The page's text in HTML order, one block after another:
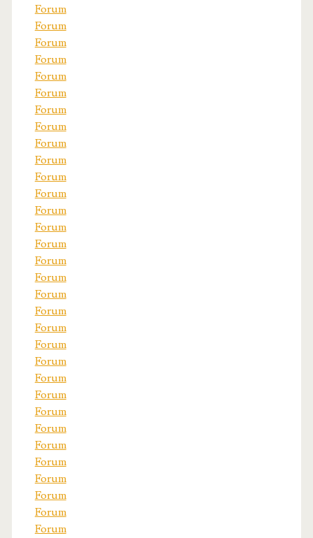
Forum
Forum
Forum
Forum
Forum
Forum
Forum
Forum
Forum
Forum
Forum
Forum
Forum
Forum
Forum
Forum
Forum
Forum
Forum
Forum
Forum
Forum
Forum
Forum
Forum
Forum
Forum
Forum
Forum
Forum
Forum
Forum